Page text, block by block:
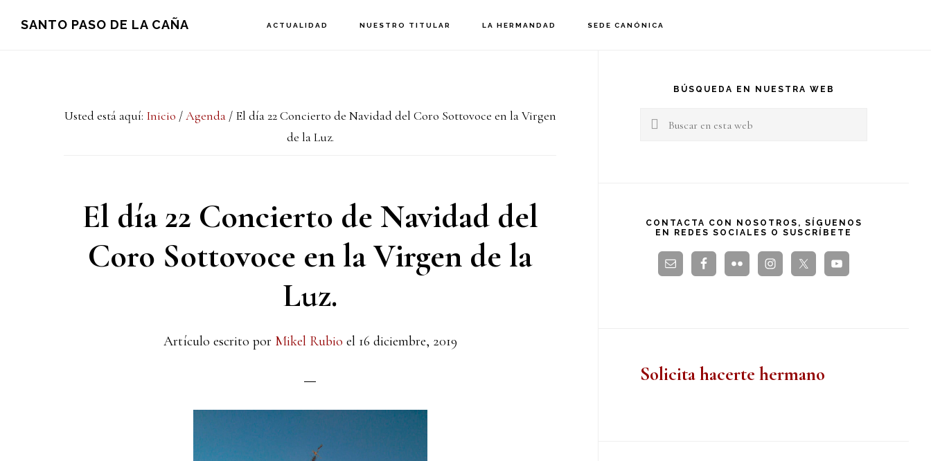
SANTO PASO DE LA CAÑA ACTUALIDAD NUESTRO TITULAR LA HERMANDAD SEDE CANÓNICA
Usted está aquí: Inicio / Agenda /El día 22 Concierto de Navidad del Coro Sottovoce en la Virgen
de la Luz.
El día 22 Concierto de Navidad del
Coro Sottovoce en la Virgen de la
Luz.
Artículo escrito por Mikel Rubio el 16 diciembre, 2019
principal
BÚSQUEDA EN NUESTRA WEB
Buscar
CONTACTA CON NOSOTROS, SÍGUENOS
EN REDES SOCIALES O SUSCRÍBETE
Solicita hacerte hermano